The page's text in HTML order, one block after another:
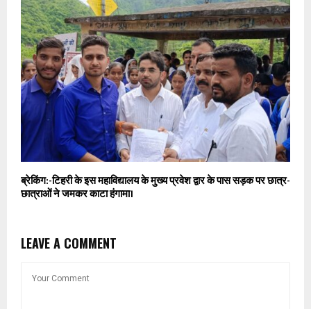
ब्रेकिंग:-टिहरी के इस महाविद्यालय के मुख्य प्रवेश द्वार के पास सड़क पर छात्र-
छात्राओं ने जमकर काटा हंगामा।
LEAVE A COMMENT